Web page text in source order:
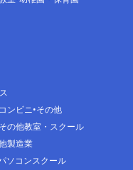
コンビニ その他
その他教室・スクール
製造業
ソコンスクール